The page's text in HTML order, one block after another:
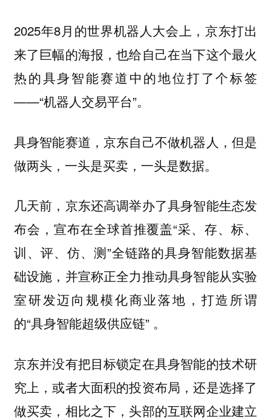
2025年8月的世界机器人大会上，京东打出
来了巨幅的海报，也给自己在当下这个最火
热的具身智能赛道中的地位打了个标签
——“机器人交易平台”。
具身智能赛道，京东自己不做机器人，但是
做两头，一头是买卖，一头是数据。
几天前，京东还高调举办了具身智能生态发
布会，宣布在全球首推覆盖“采、存、标、
训、评、仿、测”全链路的具身智能数据基
础设施，并宣称正全力推动具身智能从实验
室研发迈向规模化商业落地，打造所谓
的“具身智能超级供应链” 。
京东并没有把目标锁定在具身智能的技术研
究上，或者大面积的投资布局，还是选择了
做买卖，相比之下，头部的互联网企业建立